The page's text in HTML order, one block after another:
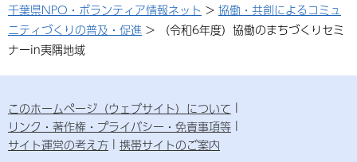
千葉県NPO・ボランティア情報ネット > 協働・共創によるコミュ
ニティづくりの普及・促進 > （令和6年度）協働のまちづくりセミ
ナーin夷隅地域
このホームページ（ウェブサイト）について
リンク・著作権・プライバシー・免責事項等
サイト運営の考え方
携帯サイトのご案内